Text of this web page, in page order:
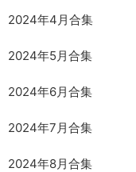
2024年4月合集
2024年5月合集
2024年6月合集
2024年7月合集
2024年8月合集